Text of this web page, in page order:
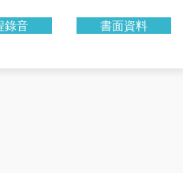
錄音 書面資料